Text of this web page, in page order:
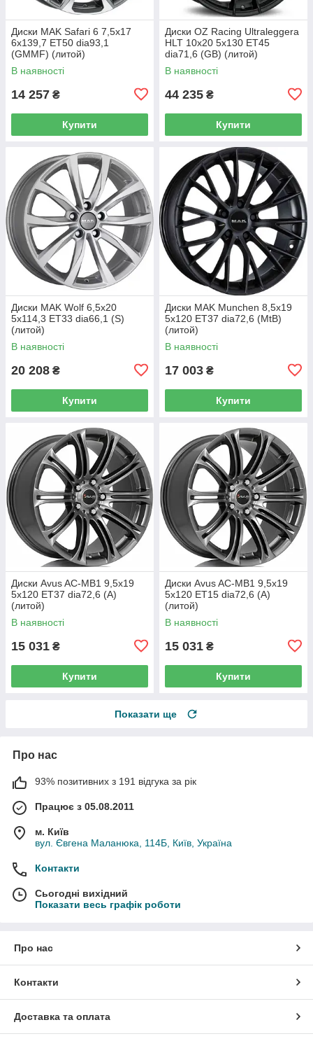
Диски MAK Safari 6 7,5x17
6x139,7 ET50 dia93,1
(GMMF) (литой)
В наявності
14 257 ₴
Купити
Диски OZ Racing Ultraleggera
HLT 10x20 5x130 ET45
dia71,6 (GB) (литой)
В наявності
44 235 ₴
Купити
Диски MAK Wolf 6,5x20
5x114,3 ET33 dia66,1 (S)
(литой)
В наявності
20 208 ₴
Купити
Диски MAK Munchen 8,5x19
5x120 ET37 dia72,6 (MtB)
(литой)
В наявності
17 003 ₴
Купити
Диски Avus AC-MB1 9,5x19
5x120 ET37 dia72,6 (A)
(литой)
В наявності
15 031 ₴
Купити
Диски Avus AC-MB1 9,5x19
5x120 ET15 dia72,6 (A)
(литой)
В наявності
15 031 ₴
Купити
Показати ще
Про нас
93% позитивних з 191 відгука за рік
Працює з 05.08.2011
м. Київ
вул. Євгена Маланюка, 114Б, Київ, Україна
Контакти
Сьогодні вихідний
Показати весь графік роботи
Про нас
Контакти
Доставка та оплата